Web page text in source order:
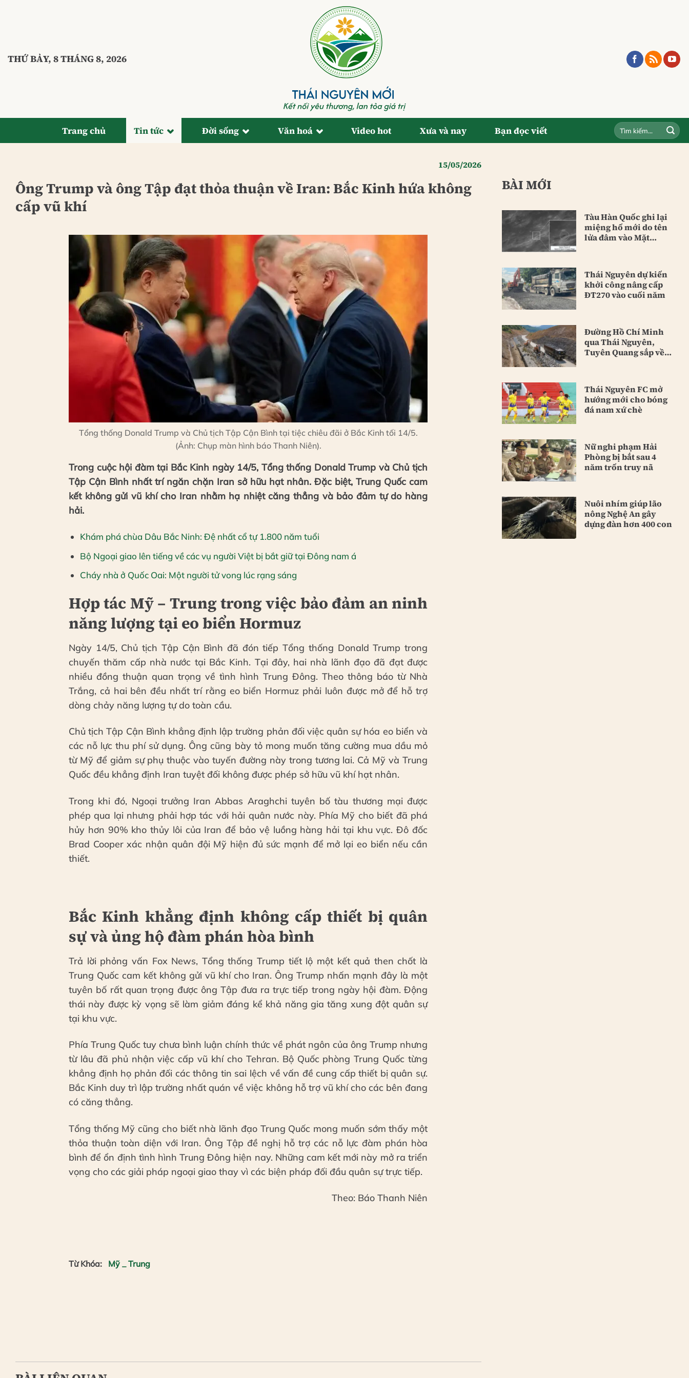
THỨ BẢY, 8 THÁNG 8, 2026
Trang chủ Tin tức Đời sống Văn hoá Video hot Xưa và nay Bạn đọc viết
15/05/2026
Ông Trump và ông Tập đạt thỏa thuận về Iran: Bắc Kinh hứa không
cấp vũ khí
Tổng thống Donald Trump và Chủ tịch Tập Cận Bình tại tiệc chiêu đãi ở Bắc Kinh tối 14/5.
(Ảnh: Chụp màn hình báo Thanh Niên).
Trong cuộc hội đàm tại Bắc Kinh ngày 14/5, Tổng thống Donald Trump và Chủ tịch
Tập Cận Bình nhất trí ngăn chặn Iran sở hữu hạt nhân. Đặc biệt, Trung Quốc cam
kết không gửi vũ khí cho Iran nhằm hạ nhiệt căng thẳng và bảo đảm tự do hàng
hải.
Khám phá chùa Dâu Bắc Ninh: Đệ nhất cổ tự 1.800 năm tuổi
Bộ Ngoại giao lên tiếng về các vụ người Việt bị bắt giữ tại Đông nam á
Cháy nhà ở Quốc Oai: Một người tử vong lúc rạng sáng
Hợp tác Mỹ – Trung trong việc bảo đảm an ninh
năng lượng tại eo biển Hormuz
Ngày 14/5, Chủ tịch Tập Cận Bình đã đón tiếp Tổng thống Donald Trump trong
chuyến thăm cấp nhà nước tại Bắc Kinh. Tại đây, hai nhà lãnh đạo đã đạt được
nhiều đồng thuận quan trọng về tình hình Trung Đông. Theo thông báo từ Nhà
Trắng, cả hai bên đều nhất trí rằng eo biển Hormuz phải luôn được mở để hỗ trợ
dòng chảy năng lượng tự do toàn cầu.
Chủ tịch Tập Cận Bình khẳng định lập trường phản đối việc quân sự hóa eo biển và
các nỗ lực thu phí sử dụng. Ông cũng bày tỏ mong muốn tăng cường mua dầu mỏ
từ Mỹ để giảm sự phụ thuộc vào tuyến đường này trong tương lai. Cả Mỹ và Trung
Quốc đều khẳng định Iran tuyệt đối không được phép sở hữu vũ khí hạt nhân.
Trong khi đó, Ngoại trưởng Iran Abbas Araghchi tuyên bố tàu thương mại được
phép qua lại nhưng phải hợp tác với hải quân nước này. Phía Mỹ cho biết đã phá
hủy hơn 90% kho thủy lôi của Iran để bảo vệ luồng hàng hải tại khu vực. Đô đốc
Brad Cooper xác nhận quân đội Mỹ hiện đủ sức mạnh để mở lại eo biển nếu cần
thiết.
Bắc Kinh khẳng định không cấp thiết bị quân
sự và ủng hộ đàm phán hòa bình
Trả lời phỏng vấn Fox News, Tổng thống Trump tiết lộ một kết quả then chốt là
Trung Quốc cam kết không gửi vũ khí cho Iran. Ông Trump nhấn mạnh đây là một
tuyên bố rất quan trọng được ông Tập đưa ra trực tiếp trong ngày hội đàm. Động
thái này được kỳ vọng sẽ làm giảm đáng kể khả năng gia tăng xung đột quân sự
tại khu vực.
Phía Trung Quốc tuy chưa bình luận chính thức về phát ngôn của ông Trump nhưng
từ lâu đã phủ nhận việc cấp vũ khí cho Tehran. Bộ Quốc phòng Trung Quốc từng
khẳng định họ phản đối các thông tin sai lệch về vấn đề cung cấp thiết bị quân sự.
Bắc Kinh duy trì lập trường nhất quán về việc không hỗ trợ vũ khí cho các bên đang
có căng thẳng.
Tổng thống Mỹ cũng cho biết nhà lãnh đạo Trung Quốc mong muốn sớm thấy một
thỏa thuận toàn diện với Iran. Ông Tập đề nghị hỗ trợ các nỗ lực đàm phán hòa
bình để ổn định tình hình Trung Đông hiện nay. Những cam kết mới này mở ra triển
vọng cho các giải pháp ngoại giao thay vì các biện pháp đối đầu quân sự trực tiếp.
Theo: Báo Thanh Niên
Từ Khóa: Mỹ _ Trung
BÀI MỚI
Tàu Hàn Quốc ghi lại
miệng hố mới do tên
lửa đâm vào Mặt
Thái Nguyên dự kiến
khởi công nâng cấp
ĐT270 vào cuối năm
Đường Hồ Chí Minh
qua Thái Nguyên,
Tuyên Quang sắp về
Thái Nguyên FC mở
hướng mới cho bóng
đá nam xứ chè
Nữ nghi phạm Hải
Phòng bị bắt sau 4
năm trốn truy nã
Nuôi nhím giúp lão
nông Nghệ An gây
dựng đàn hơn 400 con